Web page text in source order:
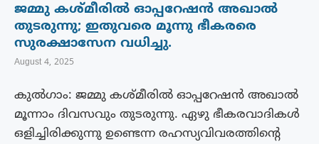
ജമ്മു കശ്മീരിൽ ഓപ്പറേഷൻ അഖാൽ
തുടരുന്നു; ഇതുവരെ മൂന്നു ഭീകരരെ
സുരക്ഷാസേന വധിച്ചു.
August 4, 2025
കുൽഗാം: ജമ്മു കശ്മീരിൽ ഓപ്പറേഷൻ അഖാൽ
മൂന്നാം ദിവസവും തുടരുന്നു. ഏഴു ഭീകരവാദികൾ
ഒളിച്ചിരിക്കുന്നു ഉണ്ടെന്ന രഹസ്യവിവരത്തിന്റെ